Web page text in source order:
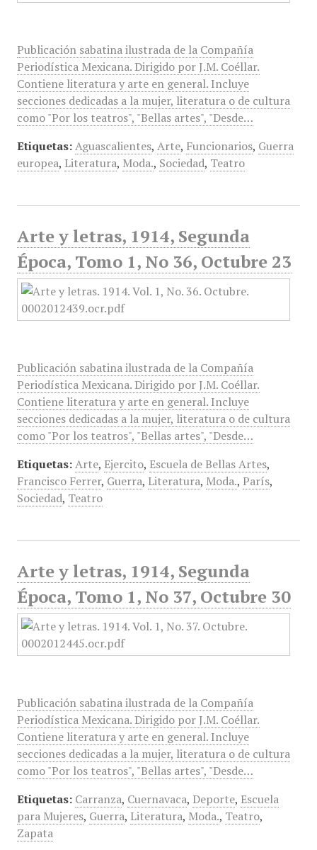
Publicación sabatina ilustrada de la Compañía
Periodística Mexicana. Dirigido por J.M. Coéllar.
Contiene literatura y arte en general. Incluye
secciones dedicadas a la mujer, literatura o de cultura
como "Por los teatros", "Bellas artes", "Desde…
Etiquetas: Aguascalientes, Arte, Funcionarios, Guerra
europea, Literatura, Moda., Sociedad, Teatro
Arte y letras, 1914, Segunda
Época, Tomo 1, No 36, Octubre 23
Publicación sabatina ilustrada de la Compañía
Periodística Mexicana. Dirigido por J.M. Coéllar.
Contiene literatura y arte en general. Incluye
secciones dedicadas a la mujer, literatura o de cultura
como "Por los teatros", "Bellas artes", "Desde…
Etiquetas: Arte, Ejercito, Escuela de Bellas Artes,
Francisco Ferrer, Guerra, Literatura, Moda., París,
Sociedad, Teatro
Arte y letras, 1914, Segunda
Época, Tomo 1, No 37, Octubre 30
Publicación sabatina ilustrada de la Compañía
Periodística Mexicana. Dirigido por J.M. Coéllar.
Contiene literatura y arte en general. Incluye
secciones dedicadas a la mujer, literatura o de cultura
como "Por los teatros", "Bellas artes", "Desde…
Etiquetas: Carranza, Cuernavaca, Deporte, Escuela
para Mujeres, Guerra, Literatura, Moda., Teatro,
Zapata